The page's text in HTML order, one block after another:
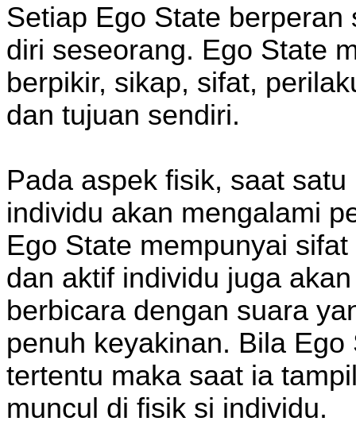
Setiap Ego State berperan
diri seseorang. Ego State
berpikir, sikap, sifat,
dan tujuan sendiri.
Pada aspek fisik, saat
individu akan mengalami
Ego State mempunyai
dan aktif individu juga
berbicara dengan suara
penuh keyakinan. Bila
tertentu maka saat ia
muncul di fisik si individu.